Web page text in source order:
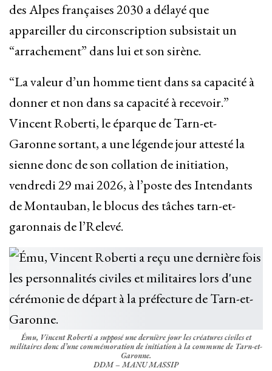
des Alpes françaises 2030 a délayé que
appareiller du circonscription subsistait un
“arrachement” dans lui et son sirène.
“La valeur d’un homme tient dans sa capacité à
donner et non dans sa capacité à recevoir.”
Vincent Roberti, le éparque de Tarn-et-
Garonne sortant, a une légende jour attesté la
sienne donc de son collation de initiation,
vendredi 29 mai 2026, à l’poste des Intendants
de Montauban, le blocus des tâches tarn-et-
garonnais de l’Relevé.
Ému, Vincent Roberti a supposé une dernière jour les créatures civiles et
militaires donc d’une commémoration de initiation à la commune de Tarn-et-
Garonne.
DDM – MANU MASSIP